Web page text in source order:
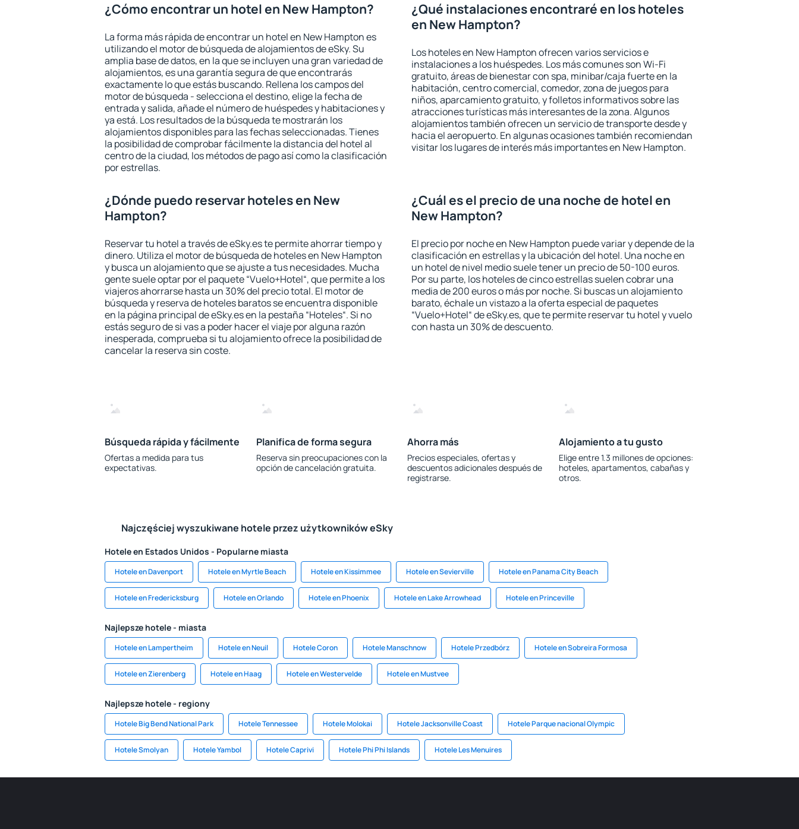
¿Cómo encontrar un hotel en New Hampton?
La forma más rápida de encontrar un hotel en New Hampton es
utilizando el motor de búsqueda de alojamientos de eSky. Su
amplia base de datos, en la que se incluyen una gran variedad de
alojamientos, es una garantía segura de que encontrarás
exactamente lo que estás buscando. Rellena los campos del
motor de búsqueda - selecciona el destino, elige la fecha de
entrada y salida, añade el número de huéspedes y habitaciones y
ya está. Los resultados de la búsqueda te mostrarán los
alojamientos disponibles para las fechas seleccionadas. Tienes
la posibilidad de comprobar fácilmente la distancia del hotel al
centro de la ciudad, los métodos de pago así como la clasificación
por estrellas.
¿Qué instalaciones encontraré en los hoteles
en New Hampton?
Los hoteles en New Hampton ofrecen varios servicios e
instalaciones a los huéspedes. Los más comunes son Wi-Fi
gratuito, áreas de bienestar con spa, minibar/caja fuerte en la
habitación, centro comercial, comedor, zona de juegos para
niños, aparcamiento gratuito, y folletos informativos sobre las
atracciones turísticas más interesantes de la zona. Algunos
alojamientos también ofrecen un servicio de transporte desde y
hacia el aeropuerto. En algunas ocasiones también recomiendan
visitar los lugares de interés más importantes en New Hampton.
¿Dónde puedo reservar hoteles en New
Hampton?
Reservar tu hotel a través de eSky.es te permite ahorrar tiempo y
dinero. Utiliza el motor de búsqueda de hoteles en New Hampton
y busca un alojamiento que se ajuste a tus necesidades. Mucha
gente suele optar por el paquete “Vuelo+Hotel“, que permite a los
viajeros ahorrarse hasta un 30% del precio total. El motor de
búsqueda y reserva de hoteles baratos se encuentra disponible
en la página principal de eSky.es en la pestaña “Hoteles“. Si no
estás seguro de si vas a poder hacer el viaje por alguna razón
inesperada, comprueba si tu alojamiento ofrece la posibilidad de
cancelar la reserva sin coste.
¿Cuál es el precio de una noche de hotel en
New Hampton?
El precio por noche en New Hampton puede variar y depende de la
clasificación en estrellas y la ubicación del hotel. Una noche en
un hotel de nivel medio suele tener un precio de 50-100 euros.
Por su parte, los hoteles de cinco estrellas suelen cobrar una
media de 200 euros o más por noche. Si buscas un alojamiento
barato, échale un vistazo a la oferta especial de paquetes
“Vuelo+Hotel“ de eSky.es, que te permite reservar tu hotel y vuelo
con hasta un 30% de descuento.
Búsqueda rápida y fácilmente
Ofertas a medida para tus
expectativas.
Planifica de forma segura
Reserva sin preocupaciones con la
opción de cancelación gratuita.
Ahorra más
Precios especiales, ofertas y
descuentos adicionales después de
registrarse.
Alojamiento a tu gusto
Elige entre 1.3 millones de opciones:
hoteles, apartamentos, cabañas y
otros.
Najczęściej wyszukiwane hotele przez użytkowników eSky
Hotele en Estados Unidos - Popularne miasta
Hotele en Davenport Hotele en Myrtle Beach Hotele en Kissimmee Hotele en Sevierville Hotele en Panama City Beach
Hotele en Fredericksburg Hotele en Orlando Hotele en Phoenix Hotele en Lake Arrowhead Hotele en Princeville
Najlepsze hotele - miasta
Hotele en Lampertheim Hotele en Neuil Hotele Coron Hotele Manschnow Hotele Przedbórz Hotele en Sobreira Formosa
Hotele en Zierenberg Hotele en Haag Hotele en Westervelde Hotele en Mustvee
Najlepsze hotele - regiony
Hotele Big Bend National Park Hotele Tennessee Hotele Molokai Hotele Jacksonville Coast Hotele Parque nacional Olympic
Hotele Smolyan Hotele Yambol Hotele Caprivi Hotele Phi Phi Islands Hotele Les Menuires